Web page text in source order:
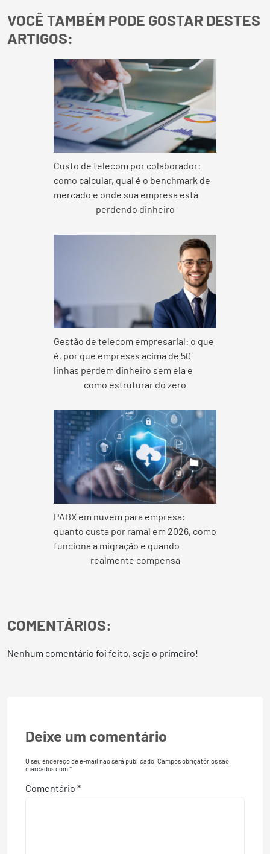
VOCÊ TAMBÉM PODE GOSTAR DESTES
ARTIGOS:
Custo de telecom por colaborador:
como calcular, qual é o benchmark de
mercado e onde sua empresa está
perdendo dinheiro
Gestão de telecom empresarial: o que
é, por que empresas acima de 50
linhas perdem dinheiro sem ela e
como estruturar do zero
PABX em nuvem para empresa:
quanto custa por ramal em 2026, como
funciona a migração e quando
realmente compensa
COMENTÁRIOS:
Nenhum comentário foi feito, seja o primeiro!
Deixe um comentário
O seu endereço de e-mail não será publicado. Campos obrigatórios são
marcados com*
Comentário *